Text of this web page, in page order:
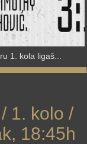
1. kola ligaš...
1. kolo /
18:45h